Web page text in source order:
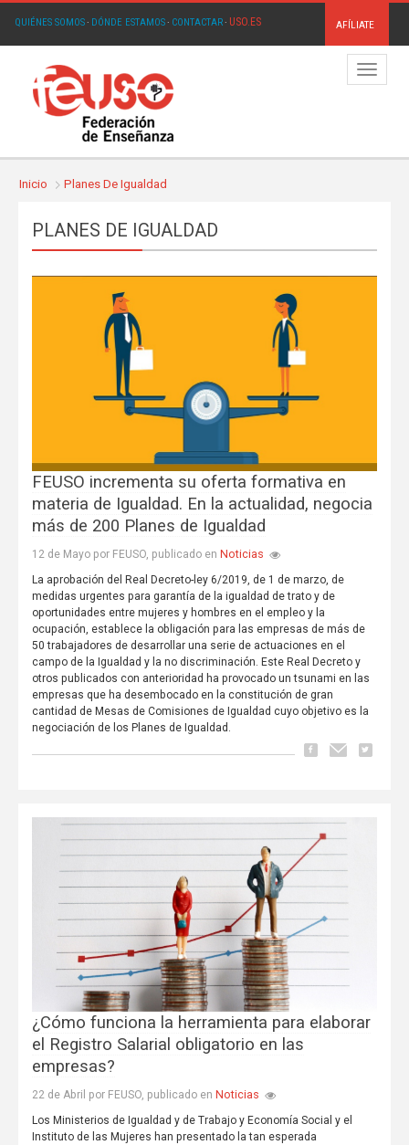
QUIÉNES SOMOS· DÓNDE ESTAMOS· CONTACTAR· USO.ES AFÍLIATE
Menú
Inicio Planes De Igualdad
PLANES DE IGUALDAD
FEUSO incrementa su oferta formativa en
materia de Igualdad. En la actualidad, negocia
más de 200 Planes de Igualdad
12 de Mayo por FEUSO, publicado en Noticias
La aprobación del Real Decreto-ley 6/2019, de 1 de marzo, de
medidas urgentes para garantía de la igualdad de trato y de
oportunidades entre mujeres y hombres en el empleo y la
ocupación, establece la obligación para las empresas de más de
50 trabaja­dores de desarrollar una serie de actuaciones en el
campo de la Igualdad y la no discriminación. Este Real Decreto y
otros publicados con anterioridad ha provocado un tsunami en las
empresas que ha desembocado en la constitución de gran
cantidad de Mesas de Comisiones de Igualdad cuyo objetivo es la
negociación de los Planes de Igualdad.
¿Cómo funciona la herramienta para elaborar
el Registro Salarial obligatorio en las
empresas?
22 de Abril por FEUSO, publicado en Noticias
Los Ministerios de Igualdad y de Trabajo y Economía Social y el
Instituto de las Mujeres han presentado la tan esperada